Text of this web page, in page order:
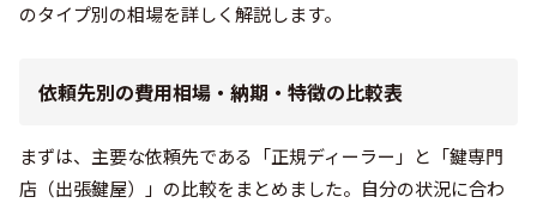
のタイプ別の相場を詳しく解説します。
依頼先別の費用相場・納期・特徴の比較表
まずは、主要な依頼先である「正規ディーラー」と「鍵専門
店（出張鍵屋）」の比較をまとめました。自分の状況に合わ